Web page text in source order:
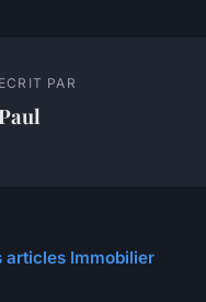
ECRIT PAR
articles Immobilier